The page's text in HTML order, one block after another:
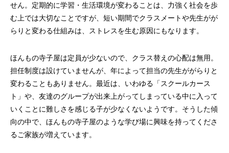
せん。定期的に学習・生活環境が変わることは、力強く社会を歩
む上では大切なことですが、短い期間でクラスメートや先生がが
らりと変わる仕組みは、ストレスを生む原因にもなります。
ほんもの寺子屋は定員が少ないので、クラス替えの心配は無用。
担任制度は設けていませんが、年によって担当の先生ががらりと
変わることもありません。最近は、いわゆる「スクールカース
ト」や、友達のグループが出来上がってしまっている中に入って
いくことに難しさを感じる子が少なくないようです。そうした傾
向の中で、ほんもの寺子屋のような学び場に興味を持ってくださ
るご家族が増えています。